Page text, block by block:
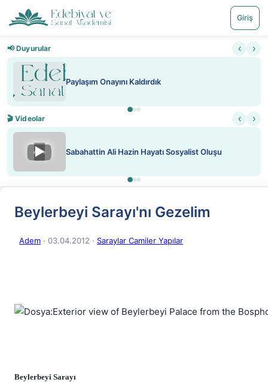
Giriş
📢 Duyurular ‹ ›
Paylaşım Onayını Kaldırdık
🎬 Videolar ‹ ›
▶ Sabahattin Ali Hazin Hayatı Sosyalist Oluşu
Beylerbeyi Sarayı'nı Gezelim
Adem · 03.04.2012 · Saraylar Camiler Yapılar
Beylerbeyi Sarayı